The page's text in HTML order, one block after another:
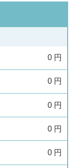
0 円
0 円
0 円
0 円
0 円